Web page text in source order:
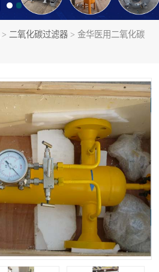
> 二氧化碳过滤器 > 金华医用二氧化碳
管道过滤器
液氨除油除水过滤器
酸雾聚结分离器
替代进口过滤器
耐腐蚀除雾器滤芯